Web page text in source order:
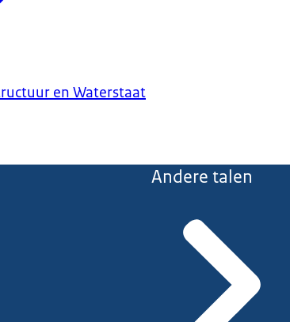
en Waterstaat
Andere talen